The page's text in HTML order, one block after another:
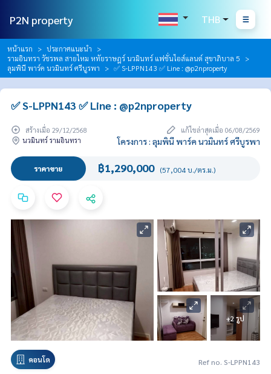
P2N property THB
หน้าแรก
ประกาศแนะนำ
รามอินทรา วัชรพล สายไหม หทัยราษฎร์ นวมินทร์ แฟชั่นไอส์แลนด์ สุขาภิบาล 5
ลุมพินี พาร์ค นวมินทร์ ศรีบูรพา
✅ S-LPPN143 ✅ Line : @p2nproperty
✅ S-LPPN143 ✅ Line : @p2nproperty
สร้างเมื่อ 29/12/2568
แก้ไขล่าสุดเมื่อ 06/08/2569
นวมินทร์ รามอินทรา
โครงการ : ลุมพินี พาร์ค นวมินทร์ ศรีบูรพา
ราคาขาย ฿1,290,000 (57,004 บ./ตร.ม.)
+2 รูป
คอนโด Ref no. S-LPPN143